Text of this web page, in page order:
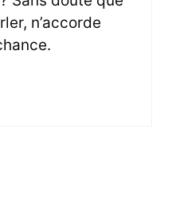
n’accorde